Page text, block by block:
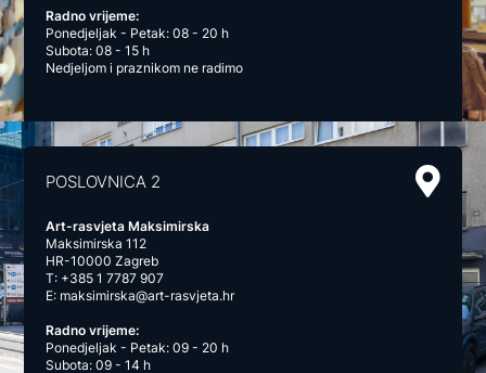
Radno vrijeme:
Ponedjeljak - Petak: 08 - 20 h
Subota: 08 - 15 h
Nedjeljom i praznikom ne radimo
POSLOVNICA 2
Art-rasvjeta Maksimirska
Maksimirska 112
HR-10000 Zagreb
T: +385 1 7787 907
E: maksimirska@art-rasvjeta.hr
Radno vrijeme:
Ponedjeljak - Petak: 09 - 20 h
Subota: 09 - 14 h